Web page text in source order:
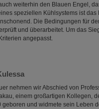
weiterhin den Blauen Engel,
speziellen Kühlsystems ist
Die Bedingungen für
und überarbeitet. Um das
angepasst.
nehmen wir Abschied von
einem großartigen Kollegen,
geboren und widmete sein Leben